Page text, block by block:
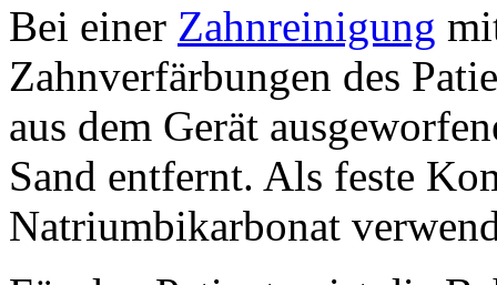
Bei einer Zahnreinigung
Zahnverfärbungen des
aus dem Gerät
Sand entfernt. Als feste
Natriumbikarbonat